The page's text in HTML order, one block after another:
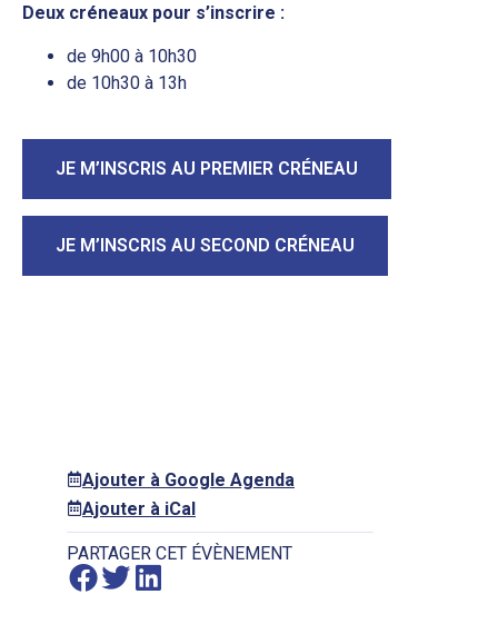
Deux créneaux pour s’inscrire :
de 9h00 à 10h30
de 10h30 à 13h
JE M’INSCRIS AU PREMIER CRÉNEAU
JE M’INSCRIS AU SECOND CRÉNEAU
Ajouter à Google Agenda
Ajouter à iCal
PARTAGER CET ÉVÈNEMENT